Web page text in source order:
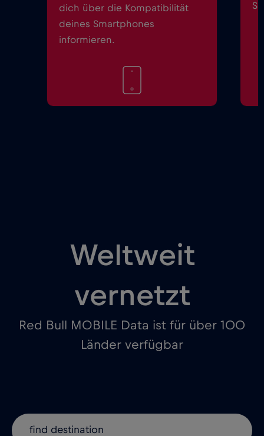
dich über die Kompatibilität
deines Smartphones
informieren.
Weltweit
vernetzt
Red Bull MOBILE Data ist für über 100
Länder verfügbar